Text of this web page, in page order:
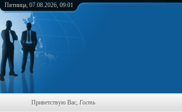
Пятница, 07.08.2026, 09:01
Приветствую Вас, Гость